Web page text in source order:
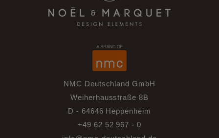
NMC Deutschland GmbH
Weiherhausstraße 8B
D - 64646 Heppenheim
+49 62 52 967 - 0